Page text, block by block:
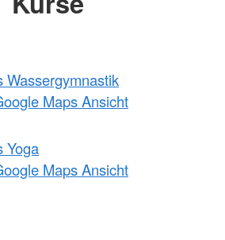
Wassergymnastik
Maps Ansicht
Yoga
Maps Ansicht